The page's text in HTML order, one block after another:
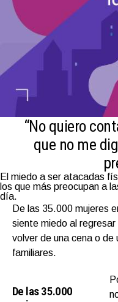
“No quiero
que no me
El miedo a ser atacadas
los que más preocupan a
día.
De las 35.000 mujeres
siente miedo al
volver de una cena o
familiares.
De las 35.000